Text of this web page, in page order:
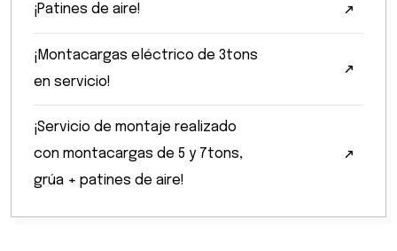
¡Patines de aire!
¡Montacargas eléctrico de 3tons
en servicio!
¡Servicio de montaje realizado
con montacargas de 5 y 7tons,
grúa + patines de aire!